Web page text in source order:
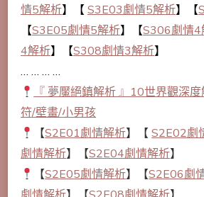
情5解析】【S3E03劇情5解析】【
【S3E05劇情5解析】【S306劇情4
4解析】【S308劇情3解析】
… … … …
『 夢魘絕鎮解析 』10世界觀深
符/壁畫/小男孩
【S2E01劇情解析】【S2E02劇
劇情解析】【S2E04劇情解析】
【S2E05劇情解析】【S2E06劇